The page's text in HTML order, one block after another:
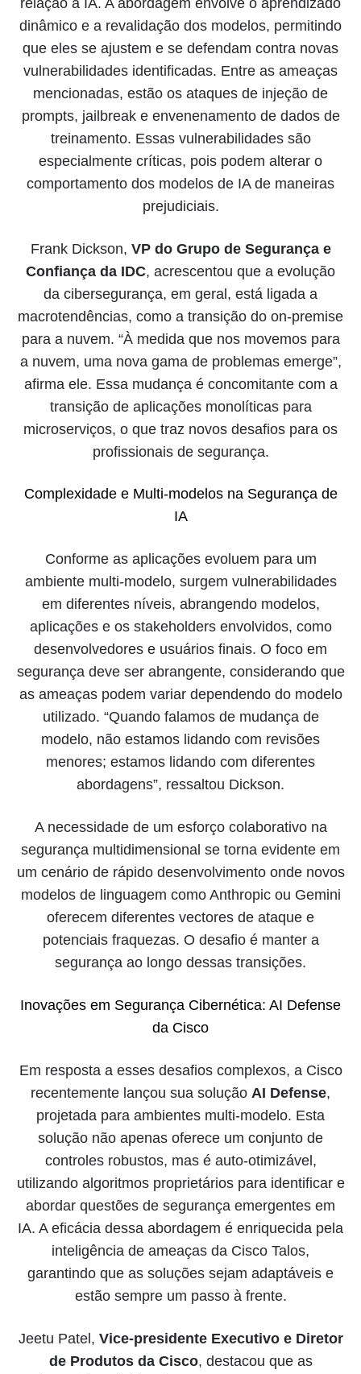
dinâmico e a revalidação dos modelos, permitindo
que eles se ajustem e se defendam contra novas
vulnerabilidades identificadas. Entre as ameaças
mencionadas, estão os ataques de injeção de
prompts, jailbreak e envenenamento de dados de
treinamento. Essas vulnerabilidades são
especialmente críticas, pois podem alterar o
comportamento dos modelos de IA de maneiras
prejudiciais.
Frank Dickson, VP do Grupo de Segurança e
Confiança da IDC, acrescentou que a evolução
da cibersegurança, em geral, está ligada a
macrotendências, como a transição do on-premise
para a nuvem. “À medida que nos movemos para
a nuvem, uma nova gama de problemas emerge”,
afirma ele. Essa mudança é concomitante com a
transição de aplicações monolíticas para
microserviços, o que traz novos desafios para os
profissionais de segurança.
Complexidade e Multi-modelos na Segurança de
IA
Conforme as aplicações evoluem para um
ambiente multi-modelo, surgem vulnerabilidades
em diferentes níveis, abrangendo modelos,
aplicações e os stakeholders envolvidos, como
desenvolvedores e usuários finais. O foco em
segurança deve ser abrangente, considerando que
as ameaças podem variar dependendo do modelo
utilizado. “Quando falamos de mudança de
modelo, não estamos lidando com revisões
menores; estamos lidando com diferentes
abordagens”, ressaltou Dickson.
A necessidade de um esforço colaborativo na
segurança multidimensional se torna evidente em
um cenário de rápido desenvolvimento onde novos
modelos de linguagem como Anthropic ou Gemini
oferecem diferentes vectores de ataque e
potenciais fraquezas. O desafio é manter a
segurança ao longo dessas transições.
Inovações em Segurança Cibernética: AI Defense
da Cisco
Em resposta a esses desafios complexos, a Cisco
recentemente lançou sua solução AI Defense,
projetada para ambientes multi-modelo. Esta
solução não apenas oferece um conjunto de
controles robustos, mas é auto-otimizável,
utilizando algoritmos proprietários para identificar e
abordar questões de segurança emergentes em
IA. A eficácia dessa abordagem é enriquecida pela
inteligência de ameaças da Cisco Talos,
garantindo que as soluções sejam adaptáveis e
estão sempre um passo à frente.
Jeetu Patel, Vice-presidente Executivo e Diretor
de Produtos da Cisco, destacou que as